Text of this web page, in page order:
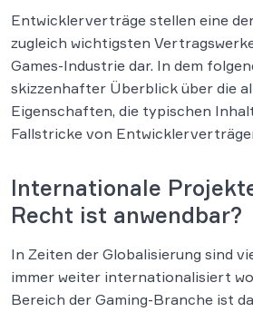
Entwicklerverträge stellen eine
zugleich wichtigsten
Games-Industrie dar. In dem
skizzenhafter Überblick über die
Eigenschaften, die typischen
Fallstricke von
Internationale
Recht ist anwendbar?
In Zeiten der Globalisierung sind
immer weiter internationalisiert
Bereich der Gaming-Branche ist